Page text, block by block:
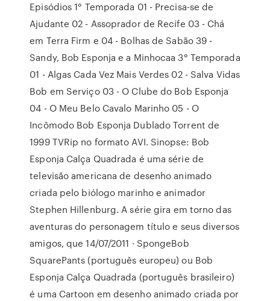
Episódios 1° Temporada 01 - Precisa-se de
Ajudante 02 - Assoprador de Recife 03 - Chá
em Terra Firm e 04 - Bolhas de Sabão 39 -
Sandy, Bob Esponja e a Minhocaa 3° Temporada
01 - Algas Cada Vez Mais Verdes 02 - Salva Vidas
Bob em Serviço 03 - O Clube do Bob Esponja
04 - O Meu Belo Cavalo Marinho 05 - O
Incômodo Bob Esponja Dublado Torrent de
1999 TVRip no formato AVI. Sinopse: Bob
Esponja Calça Quadrada é uma série de
televisão americana de desenho animado
criada pelo biólogo marinho e animador
Stephen Hillenburg. A série gira em torno das
aventuras do personagem título e seus diversos
amigos, que 14/07/2011 · SpongeBob
SquarePants (português europeu) ou Bob
Esponja Calça Quadrada (português brasileiro)
é uma Cartoon em desenho animado criada por